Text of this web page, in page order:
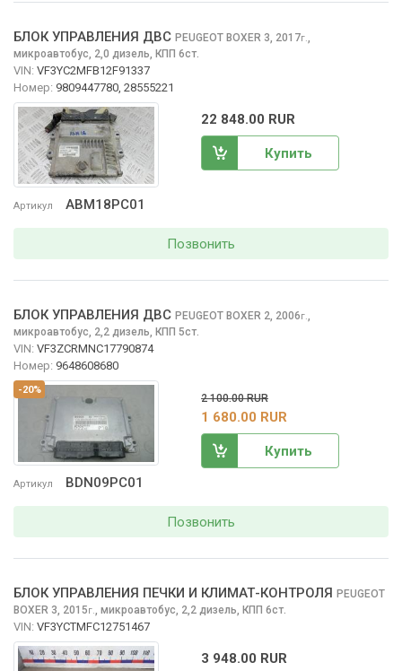
Артикул ABM18PC01
БЛОК УПРАВЛЕНИЯ ДВС PEUGEOT BOXER 3, 2017г.
микроавтобус, 2,0 дизель, КПП 6ст.
VIN: VF3YC2MFB12F91337
Номер: 9809447780, 28555221
22 848.00 RUR
Купить
Позвонить
-20%
Артикул BDN09PC01
БЛОК УПРАВЛЕНИЯ ДВС PEUGEOT BOXER 2, 2006г.
микроавтобус, 2,2 дизель, КПП 5ст.
VIN: VF3ZCRMNC17790874
Номер: 9648608680
2 100.00 RUR
1 680.00 RUR
Купить
Позвонить
БЛОК УПРАВЛЕНИЯ ПЕЧКИ И КЛИМАТ-КОНТРОЛЯ PEUGEOT
BOXER 3, 2015г. микроавтобус, 2,2 дизель, КПП 6ст.
VIN: VF3YCTMFC12751467
3 948.00 RUR